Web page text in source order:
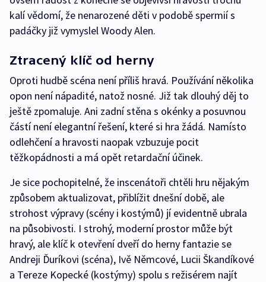
kalí vědomí, že nenarozené děti v podobě spermií s
padáčky již vymyslel Woody Alen.
Ztracený klíč od herny
Oproti hudbě scéna není příliš hravá. Používání několika
opon není nápadité, natož nosné. Již tak dlouhý děj to
ještě zpomaluje. Ani zadní stěna s okénky a posuvnou
částí není elegantní řešení, které si hra žádá. Namísto
odlehčení a hravosti naopak vzbuzuje pocit
těžkopádnosti a má opět retardační účinek.
Je sice pochopitelné, že inscenátoři chtěli hru nějakým
způsobem aktualizovat, přiblížit dnešní době, ale
strohost výpravy (scény i kostýmů) jí evidentně ubrala
na působivosti. I strohý, moderní prostor může být
hravý, ale klíč k otevření dveří do herny fantazie se
Andreji Ďuríkovi (scéna), Ivě Němcové, Lucii Škandíkové
a Tereze Kopecké (kostýmy) spolu s režisérem najít